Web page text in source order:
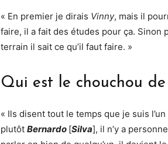
« En premier je dirais Vinny, mais il
faire, il a fait des études pour ça. Sinon
terrain il sait ce qu’il faut faire. »
Qui est le chouchou
« Ils disent tout le temps que je suis
plutôt Bernardo [Silva], il n’y a